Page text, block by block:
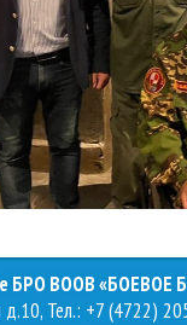
БРО ВООВ «БОЕВОЕ
д.10, Тел.: +7 (4722)